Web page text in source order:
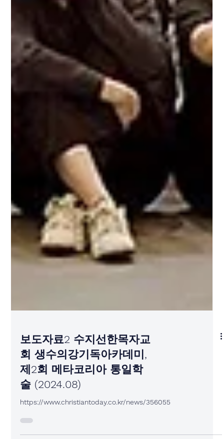
보도자료2 수지선한목자교
회 생수의강기독아카데미,
제2회 메타코리아 통일학
술 (2024.08)
https://www.christiantoday.co.kr/news/356055